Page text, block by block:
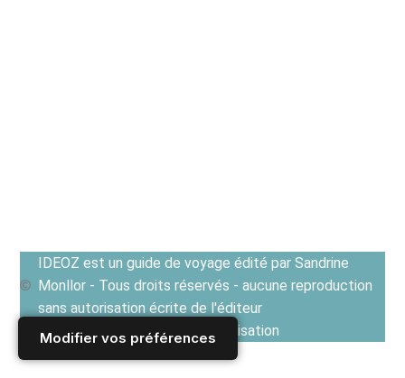
Modifier vos préférences
IDEOZ est un guide de voyage édité par Sandrine
Monllor - Tous droits réservés - aucune reproduction
sans autorisation écrite de l'éditeur
Voir les Conditions générales d'utilisation